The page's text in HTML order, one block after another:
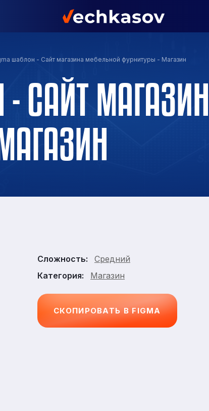
шаблон - Сайт магазина мебельной фурнитуры - Магазин
- САЙТ
Сложность:
Средний
Категория:
Магазин
СКОПИРОВАТЬ В FIGMA